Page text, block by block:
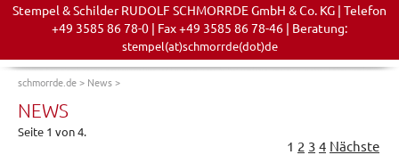
Stempel & Schilder RUDOLF SCHMORRDE GmbH & Co. KG | Telefon
+49 3585 86 78-0 | Fax +49 3585 86 78-46 | Beratung:
stempel(at)schmorrde(dot)de
schmorrde.de> News>
NEWS
Seite 1 von 4.
1 2 3 4 Nächste